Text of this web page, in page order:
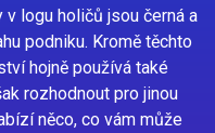
logu holičů jsou černá a
podniku. Kromě těchto
hojně používá také
rozhodnout pro jinou
něco, co vám může